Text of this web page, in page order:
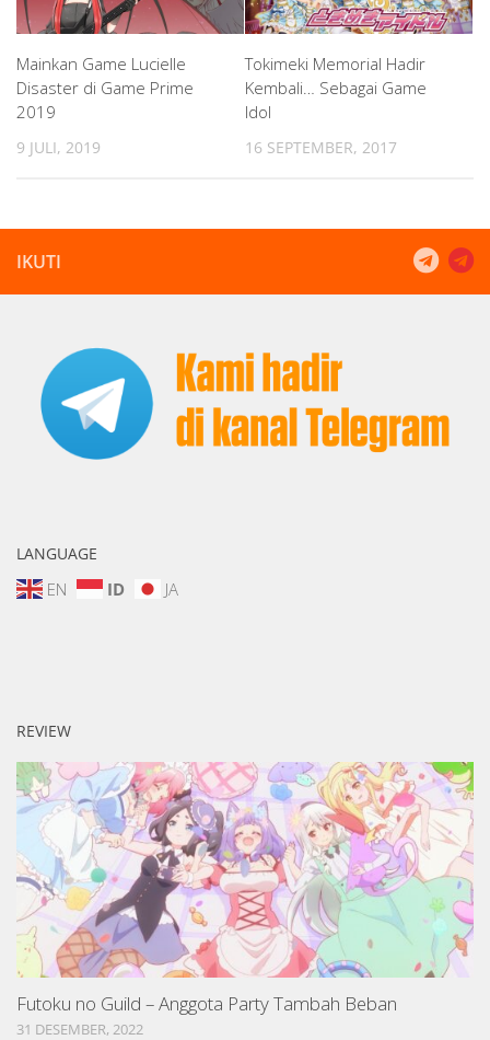
Mainkan Game Lucielle
Disaster di Game Prime
2019
9 JULI, 2019
Tokimeki Memorial Hadir
Kembali… Sebagai Game
Idol
16 SEPTEMBER, 2017
IKUTI
LANGUAGE
EN ID JA
REVIEW
Futoku no Guild – Anggota Party Tambah Beban
31 DESEMBER, 2022